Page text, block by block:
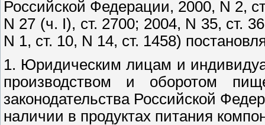
Российской Федерации, 2000, N 2,
N 27 (ч. I), ст. 2700; 2004, N 35, ст.
N 1, ст. 10, N 14, ст. 1458)
1. Юридическим лицам и
производством и оборотом
законодательства Российской
наличии в продуктах питания